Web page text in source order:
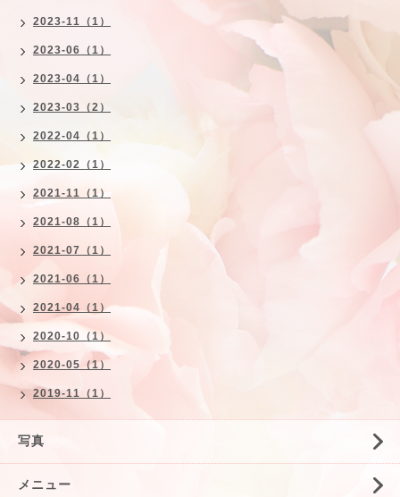
2023-11（1）
2023-06（1）
2023-04（1）
2023-03（2）
2022-04（1）
2022-02（1）
2021-11（1）
2021-08（1）
2021-07（1）
2021-06（1）
2021-04（1）
2020-10（1）
2020-05（1）
2019-11（1）
写真
メニュー